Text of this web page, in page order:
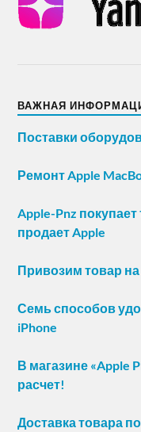
ВАЖНАЯ
Поставки
Ремонт Apple
Apple-Pnz покупает
продает Apple
Привозим товар на
Семь способов
iPhone
В магазине «Apple
расчет!
Доставка товара